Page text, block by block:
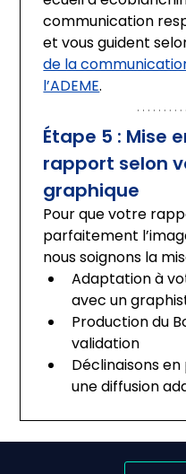
communication
et vous guident
de la
l’ADEME.
Étape 5 : Mise
rapport selon
graphique
Pour que votre
parfaitement
nous soignons la
Adaptation à
avec un
Production du
validation
Déclinaisons
une diffusion